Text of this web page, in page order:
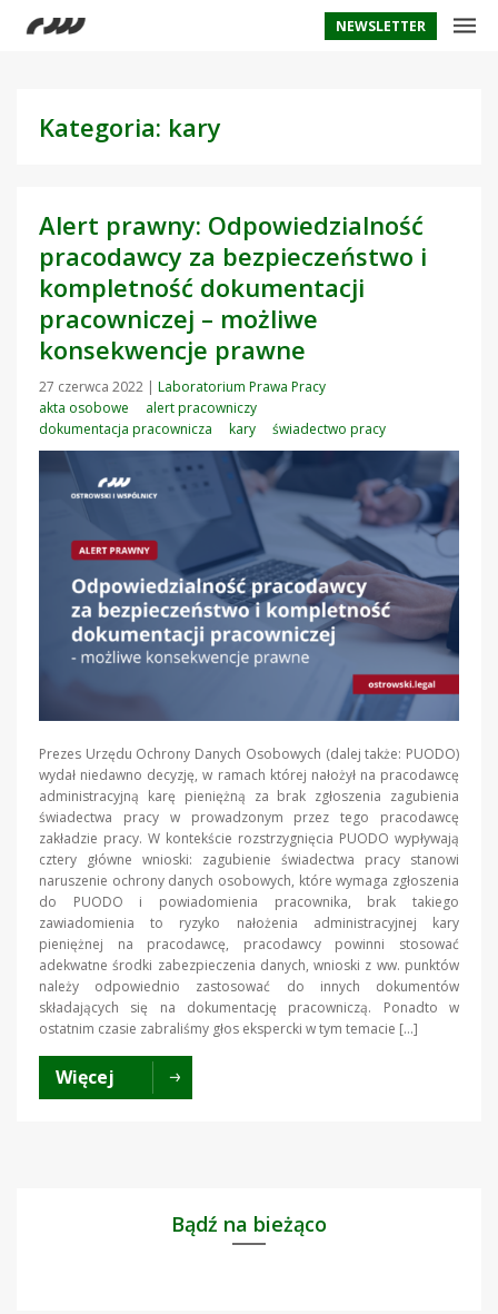
NEWSLETTER
Kategoria: kary
Alert prawny: Odpowiedzialność
pracodawcy za bezpieczeństwo i
kompletność dokumentacji
pracowniczej – możliwe
konsekwencje prawne
27 czerwca 2022 | Laboratorium Prawa Pracy
akta osobowe
alert pracowniczy
dokumentacja pracownicza
kary świadectwo pracy
Prezes Urzędu Ochrony Danych Osobowych (dalej także: PUODO)
wydał niedawno decyzję, w ramach której nałożył na pracodawcę
administracyjną karę pieniężną za brak zgłoszenia zagubienia
świadectwa pracy w prowadzonym przez tego pracodawcę
zakładzie pracy. W kontekście rozstrzygnięcia PUODO wypływają
cztery główne wnioski: zagubienie świadectwa pracy stanowi
naruszenie ochrony danych osobowych, które wymaga zgłoszenia
do PUODO i powiadomienia pracownika, brak takiego
zawiadomienia to ryzyko nałożenia administracyjnej kary
pieniężnej na pracodawcę, pracodawcy powinni stosować
adekwatne środki zabezpieczenia danych, wnioski z ww. punktów
należy odpowiednio zastosować do innych dokumentów
składających się na dokumentację pracowniczą. Ponadto w
ostatnim czasie zabraliśmy głos ekspercki w tym temacie […]
Więcej
Bądź na bieżąco